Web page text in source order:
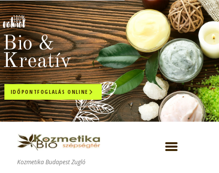
Bio &
Kreatív
IDŐPONTFOGLALÁS ONLINE
Kozmetika Budapest Zugló